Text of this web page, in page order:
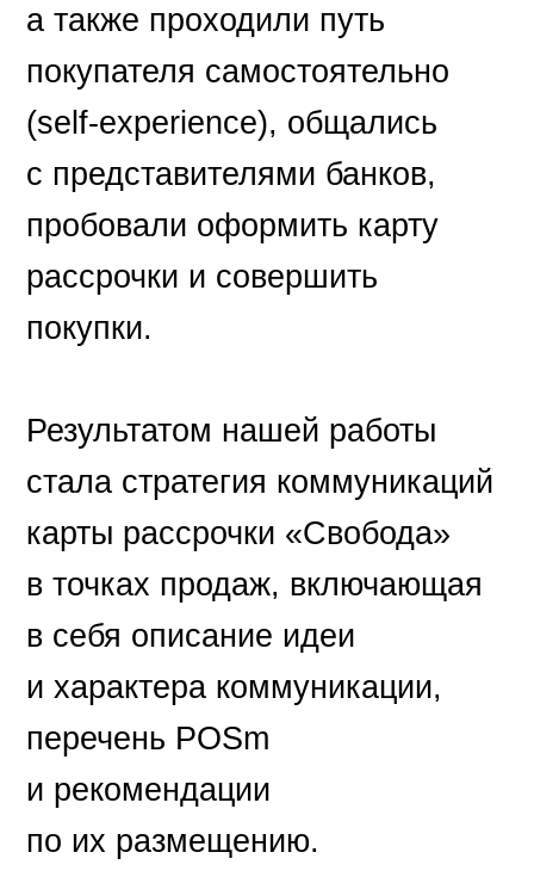
а также проходили путь
покупателя самостоятельно
(self-experience), общались
с представителями банков,
пробовали оформить карту
рассрочки и совершить
покупки.
Результатом нашей работы
стала стратегия коммуникаций
карты рассрочки «Свобода»
в точках продаж, включающая
в себя описание идеи
и характера коммуникации,
перечень POSm
и рекомендации
по их размещению.